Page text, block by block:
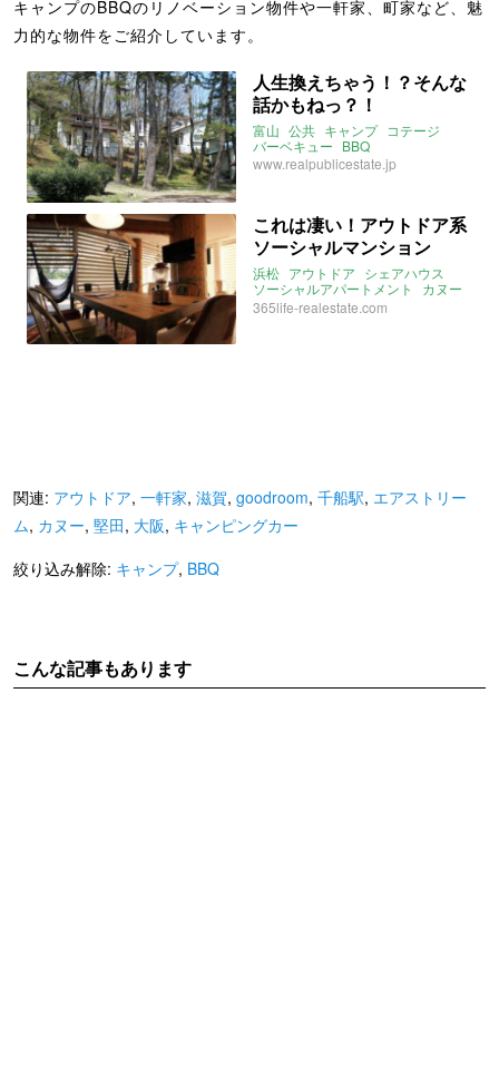
キャンプのBBQのリノベーション物件や一軒家、町家など、魅
力的な物件をご紹介しています。
人生換えちゃう！？そんな
話かもねっ？！
富山 公共 キャンプ コテージ
バーベキュー BBQ
www.realpublicestate.jp
これは凄い！アウトドア系
ソーシャルマンション
浜松 アウトドア シェアハウス
ソーシャルアパートメント
カヌー
BBQ キャンプ スクリーン
2016年5月のおすすめ
365life-realestate.com
関連: アウトドア, 一軒家, 滋賀, goodroom, 千船駅, エアストリー
ム, カヌー, 堅田, 大阪, キャンピングカー
絞り込み解除: キャンプ, BBQ
こんな記事もあります